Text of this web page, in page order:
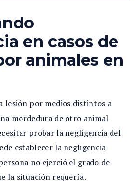
en casos de
animales en
lesión por medios distintos a
mordedura de otro animal
probar la negligencia del
establecer la negligencia
no ejerció el grado de
la situación requería.